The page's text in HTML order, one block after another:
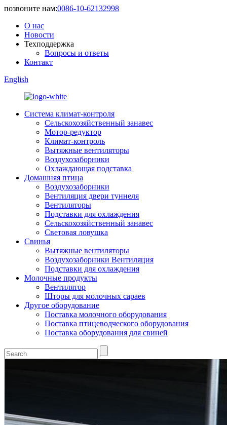
позвоните нам:0086-10-62132998
О нас
Новости
Техподдержка
Вопросы и ответы
Контакт
English
Система климат-контроля
Сельскохозяйственный занавес
Мотор-редуктор
Климат-контроль
Вытяжные вентиляторы
Воздухозаборники
Охлаждающая подставка
Домашняя птица
Воздухозаборники
Вентиляция двери туннеля
Вентиляторы
Подставки для охлаждения
Сельскохозяйственный занавес
Световая ловушка
Свинья
Вытяжные вентиляторы
Воздухозаборники Вентиляция
Подставки для охлаждения
Молочные продукты
Вентилятор
Шторы для молочных сараев
Другое оборудование
Поставка молочного оборудования
Поставка птицеводческого оборудования
Поставка оборудования для свиней